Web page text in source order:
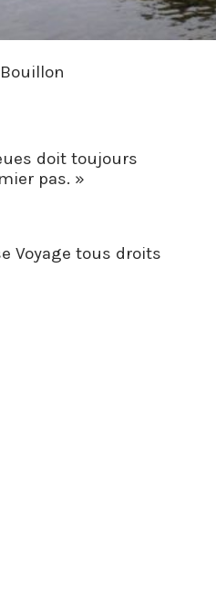
doit toujours
pas. »
Voyage tous droits